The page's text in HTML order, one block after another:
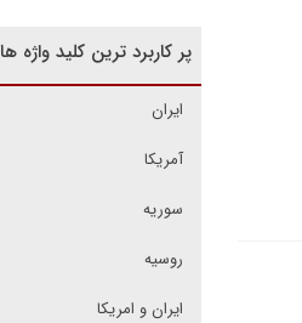
پر کاربرد ترین کلید واژه ها
ایران
آمریکا
سوریه
روسیه
ایران و امریکا